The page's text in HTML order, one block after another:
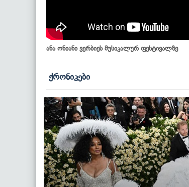
ანა ონიანი ვერბიეს მუსიკალურ ფესტივალზე
ქრონიკები